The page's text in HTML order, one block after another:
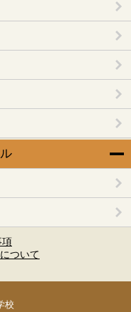
ついて
校